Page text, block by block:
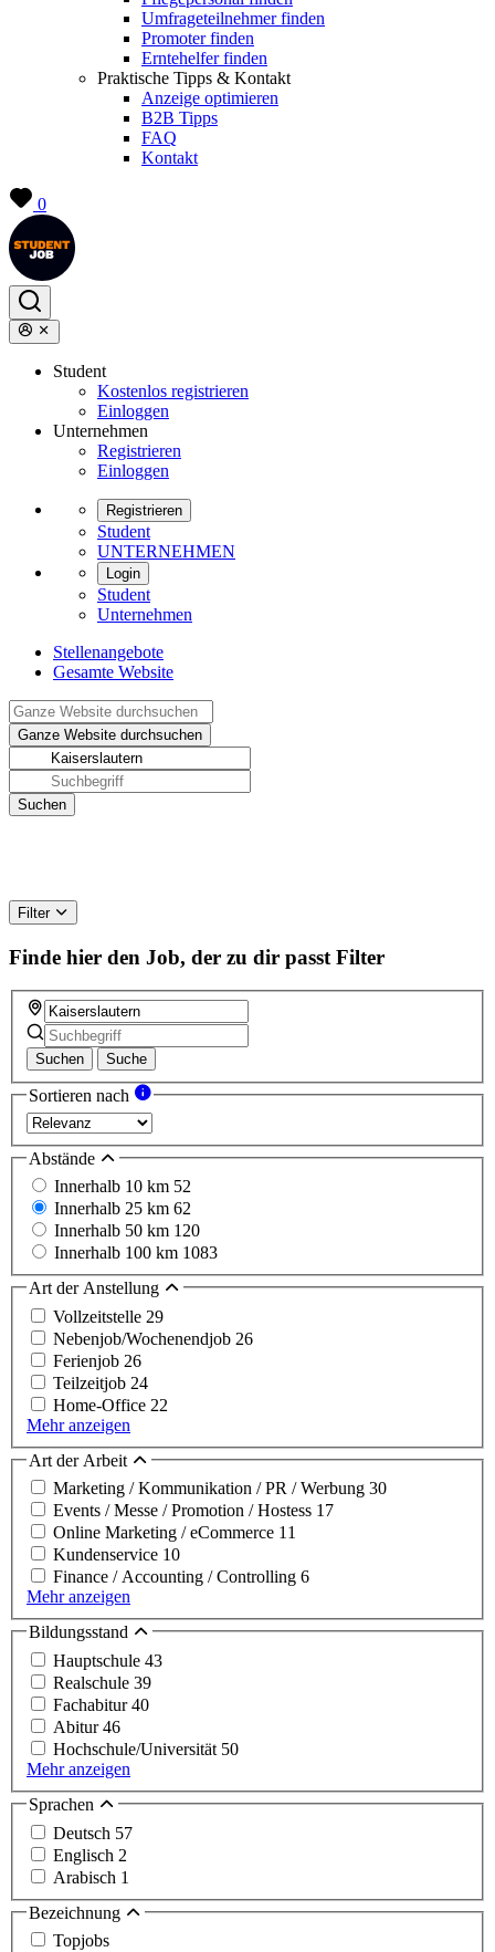
Umfrageteilnehmer finden
Promoter finden
Erntehelfer finden
Praktische Tipps & Kontakt
Anzeige optimieren
B2B Tipps
FAQ
Kontakt
0
Student
Kostenlos registrieren
Einloggen
Unternehmen
Registrieren
Einloggen
Registrieren
Student
UNTERNEHMEN
Login
Student
Unternehmen
Stellenangebote
Gesamte Website
Filter
Finde hier den Job, der zu dir passt Filter
Suchen Suche
Sortieren nach
Abstände
Innerhalb 10 km 52
Innerhalb 25 km 62
Innerhalb 50 km 120
Innerhalb 100 km 1083
Art der Anstellung
Vollzeitstelle 29
Nebenjob/Wochenendjob 26
Ferienjob 26
Teilzeitjob 24
Home-Office 22
Mehr anzeigen
Art der Arbeit
Marketing / Kommunikation / PR / Werbung 30
Events / Messe / Promotion / Hostess 17
Online Marketing / eCommerce 11
Kundenservice 10
Finance / Accounting / Controlling 6
Mehr anzeigen
Bildungsstand
Hauptschule 43
Realschule 39
Fachabitur40
Abitur46
Hochschule/Universität 50
Mehr anzeigen
Sprachen
Deutsch 57
Englisch 2
Arabisch 1
Bezeichnung
Topjobs